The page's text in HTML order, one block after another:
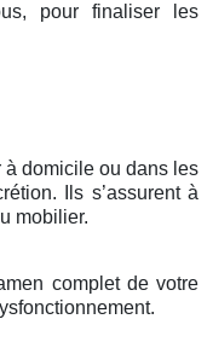
pour finaliser les
domicile ou dans les
Ils s’assurent à
mobilier.
complet de votre